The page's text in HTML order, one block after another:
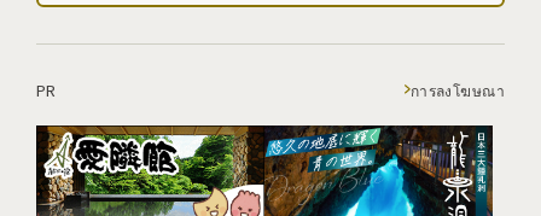
PR การลงโฆษณา